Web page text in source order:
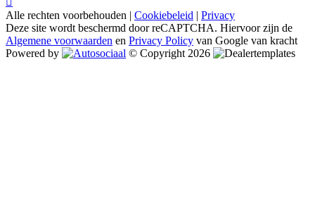
Alle rechten voorbehouden | Cookiebeleid | Privacy
Deze site wordt beschermd door reCAPTCHA. Hiervoor zijn de
Algemene voorwaarden en Privacy Policy van Google van kracht
Powered by
© Copyright 2026